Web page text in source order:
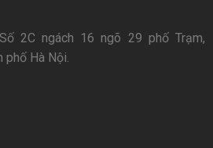
Số 2C ngách 16 ngõ 29 phố Trạm,
phố Hà Nội.